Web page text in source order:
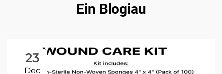
Ein Blogiau
23
Dec